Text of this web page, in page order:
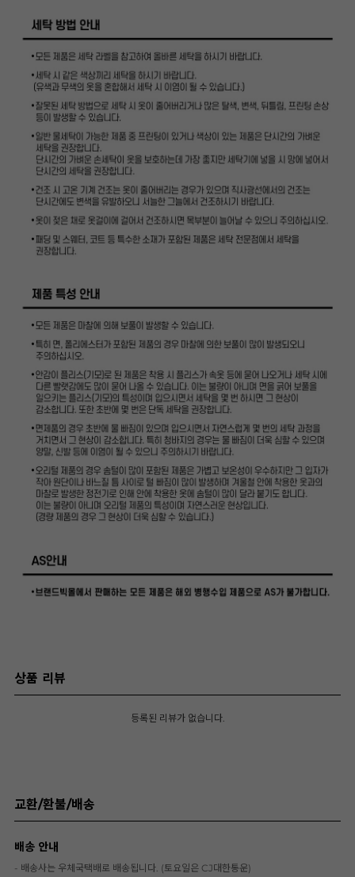
상품 리뷰
등록된 리뷰가 없습니다.
교환/환불/배송
배송 안내
- 배송사는 우체국택배로 배송됩니다. (토요일은 CJ대한통운)